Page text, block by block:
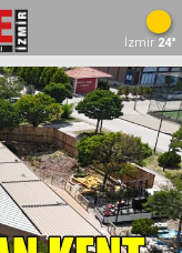
İzmir 24°